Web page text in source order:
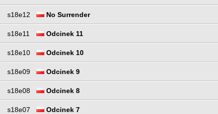
s18e12 No Surrender
s18e11 Odcinek 11
s18e10 Odcinek 10
s18e09 Odcinek 9
s18e08 Odcinek 8
s18e07 Odcinek 7